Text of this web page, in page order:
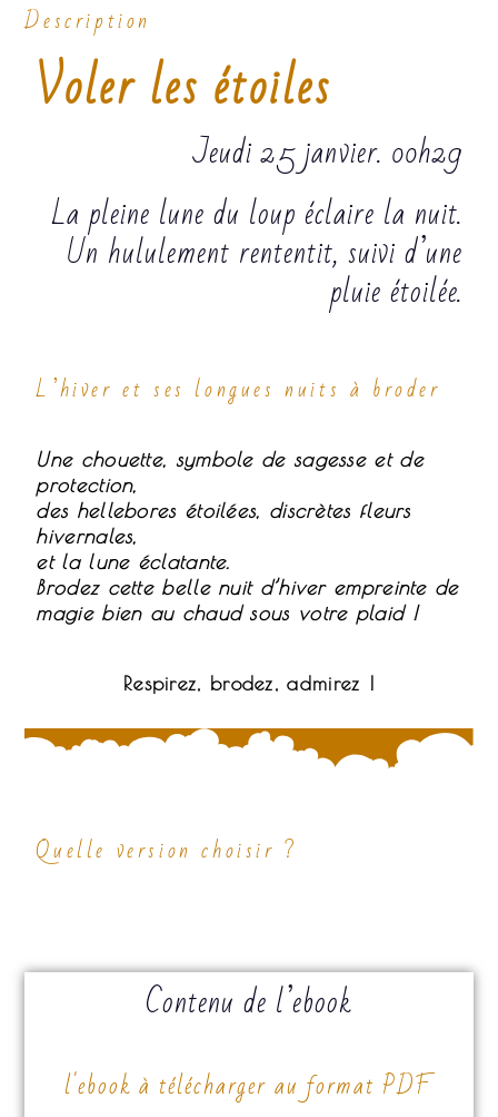
Description
Voler les étoiles
Jeudi 25 janvier. 00h29
La pleine lune du loup éclaire la nuit.
Un hululement rententit, suivi d’une
pluie étoilée.
L’hiver et ses longues nuits à broder
Une chouette, symbole de sagesse et de
protection,
des hellebores étoilées, discrètes fleurs
hivernales,
et la lune éclatante.
Brodez cette belle nuit d’hiver empreinte de
magie bien au chaud sous votre plaid !
Respirez, brodez, admirez !
Quelle version choisir ?
Contenu de l’ebook
l'ebook à télécharger au format PDF